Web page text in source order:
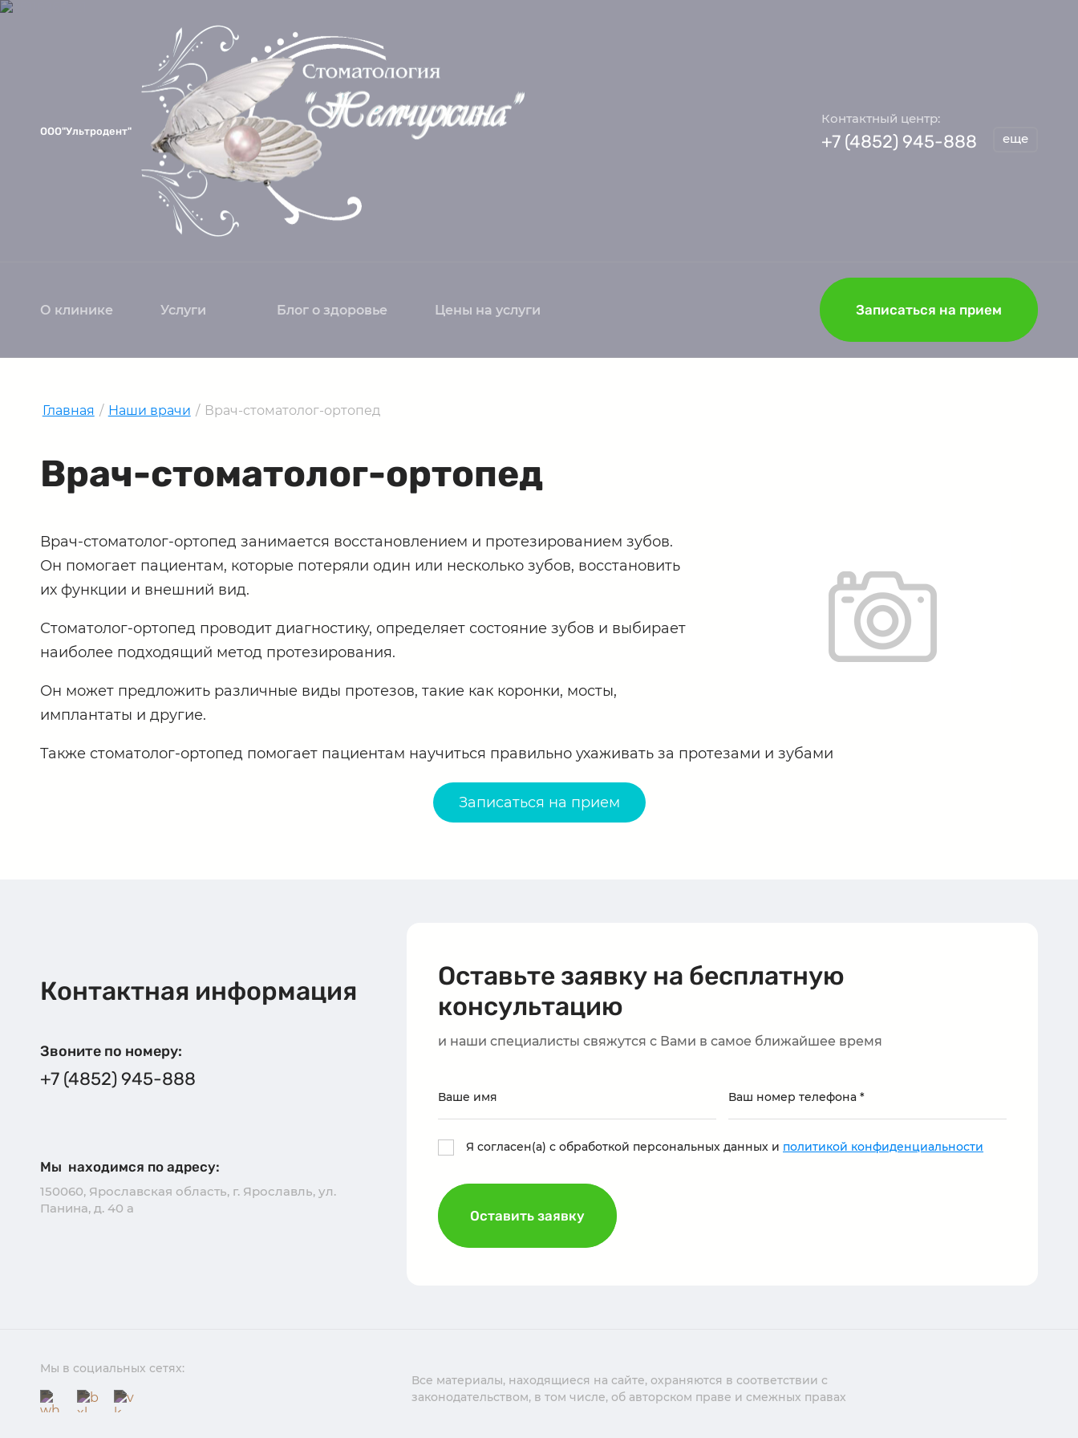
ООО"Ультродент"
Контактный центр:
+7 (4852) 945-888 еще
О клинике Услуги Блог о здоровье Цены на услуги Записаться на прием
Главная / Наши врачи / Врач-стоматолог-ортопед
Врач-стоматолог-ортопед
Врач-стоматолог-ортопед занимается восстановлением и протезированием зубов.
Он помогает пациентам, которые потеряли один или несколько зубов, восстановить
их функции и внешний вид.
Стоматолог-ортопед проводит диагностику, определяет состояние зубов и выбирает
наиболее подходящий метод протезирования.
Он может предложить различные виды протезов, такие как коронки, мосты,
имплантаты и другие.
Также стоматолог-ортопед помогает пациентам научиться правильно ухаживать за протезами и зубами
Записаться на прием
Контактная информация
Звоните по номеру:
+7 (4852) 945-888
Мы находимся по адресу:
150060, Ярославская область, г. Ярославль, ул.
Панина, д. 40 а
Оставьте заявку на бесплатную
консультацию
и наши специалисты свяжутся с Вами в самое ближайшее время
Я согласен(а) с обработкой персональных данных и политикой конфиденциальности
Оставить заявку
Мы в социальных сетях:
Все материалы, находящиеся на сайте, охраняются в соответствии с
законодательством, в том числе, об авторском праве и смежных правах